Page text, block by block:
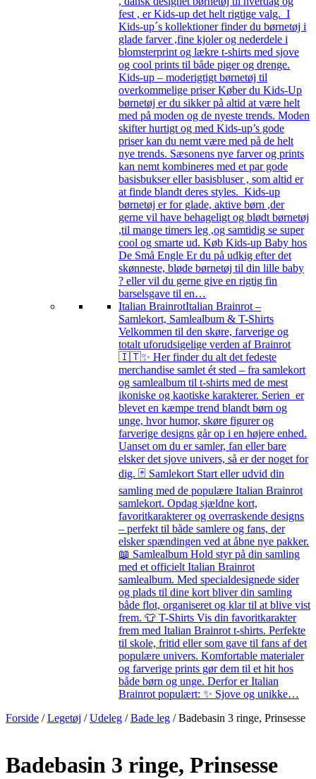
fest , er Kids-up det helt rigtige valg. I
Kids-up´s kollektioner finder du børnetøj i
glade farver ,fine kjoler og nederdele i
blomsterprint og lækre t-shirts med sjove
og cool prints til både piger og drenge.
Kids-up – moderigtigt børnetøj til
overkommelige priser Køber du Kids-Up
børnetøj er du sikker på altid at være helt
med på moden og de nyeste trends. Moden
skifter hurtigt og med Kids-up’s gode
priser kan du nemt være med på de helt
nye trends. Sæsonens nye farver og prints
kan nemt kombineres med et par gode
basisbukser eller basisbluser , som altid er
at finde blandt deres styles. Kids-up
børnetøj er for glade, aktive børn ,der
gerne vil have behageligt og blødt børnetøj
,til mange timers leg ,og samtidig se super
cool og smarte ud. Køb Kids-up Baby hos
De Små Engle Er du på udkig efter det
skønneste, bløde børnetøj til din lille baby
? eller vil du gerne give en rigtig fin
barselsgave til en…
Italian BrainrotItalian Brainrot –
Samlekort, Samlealbum & T-Shirts
Velkommen til den skøre, farverige og
totalt uforudsigelige verden af Brainrot
🇮🇹✨ Her finder du alt det fedeste
merchandise samlet ét sted – fra samlekort
og samlealbum til t-shirts med de mest
ikoniske og kaotiske karakterer. Serien er
blevet en kæmpe trend blandt børn og
unge, hvor humor, skøre figurer og
farverige designs går op i en højere enhed.
Uanset om du er samler, fan eller bare
elsker det sjove univers, så er der noget for
dig. 🃏 Samlekort Start eller udvid din
samling med de populære Italian Brainrot
samlekort. Opdag sjældne kort,
favoritkarakterer og overraskende designs
– perfekt til både samlere og fans, der
elsker spændingen ved at åbne nye pakker.
📖 Samlealbum Hold styr på din samling
med et officielt Italian Brainrot
samlealbum. Med specialdesignede sider
og plads til dine kort bliver din samling
både flot, organiseret og klar til at blive vist
frem. 👕 T-Shirts Vis din favoritkarakter
frem med Italian Brainrot t-shirts. Perfekte
til skole, fritid eller som gave til fans af det
populære univers. Komfortable materialer
og farverige prints gør dem til et hit hos
både børn og unge. Derfor er Italian
Brainrot populært: ✨ Sjove og unikke…
Forside /Legetøj /Udeleg /Bade leg / Badebasin 3 ringe, Prinsesse
Badebasin 3 ringe, Prinsesse